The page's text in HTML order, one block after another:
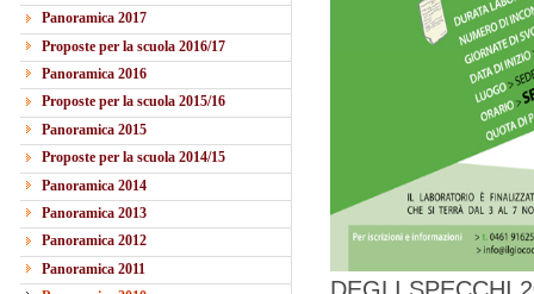
Panoramica 2017
Proposte per la scuola 2016/17
Panoramica 2016
Proposte per la scuola 2015/16
Panoramica 2015
Proposte per la scuola 2014/15
Panoramica 2014
Panoramica 2013
Panoramica 2012
Panoramica 2011